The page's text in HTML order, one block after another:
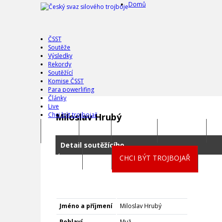
Domů
ČSST
Soutěže
Výsledky
Rekordy
Soutěžící
Komise ČSST
Para powerlifing
Články
Live
Chci být trojbojař
ČLÁNKY LIVE CHCI BÝT TROJBOJAŘ
Miloslav Hrubý
Detail soutěžícího
Jméno a příjmení
Miloslav Hrubý